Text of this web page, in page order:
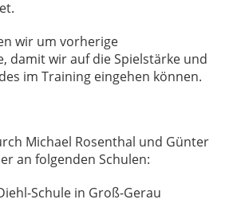
wir um vorherige
damit wir auf die Spielstärke und
im Training eingehen können.
Michael Rosenthal und Günter
an folgenden Schulen:
Schule in Groß-Gerau